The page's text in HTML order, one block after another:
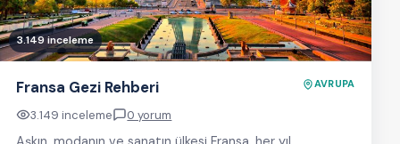
3.149 inceleme
Fransa Gezi Rehberi AVRUPA
3.149 inceleme 0 yorum